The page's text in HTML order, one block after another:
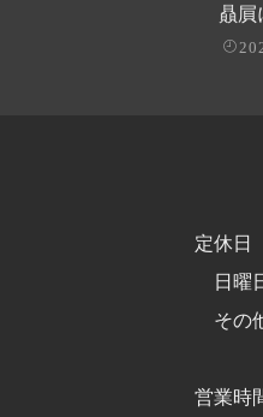
贔屓
定休日
日曜
その
営業時